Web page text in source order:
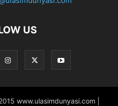
US
www.ulasimdunyasi.com |